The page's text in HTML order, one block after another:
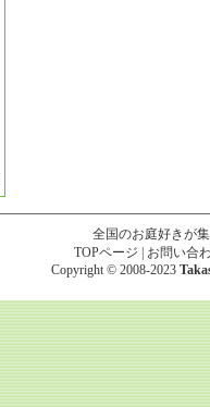
全国のお庭好きが
TOPページ
お問い合
Copyright © 2008-2023